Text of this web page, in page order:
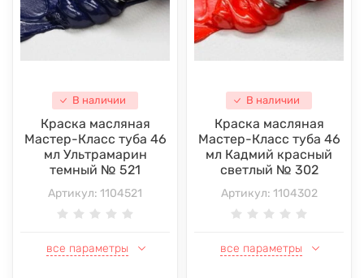
В наличии
Краска масляная
Мастер-Класс туба 46
мл Ультрамарин
темный № 521
Артикул: 1104521
все параметры
В наличии
Краска масляная
Мастер-Класс туба 46
мл Кадмий красный
светлый № 302
Артикул: 1104302
все параметры